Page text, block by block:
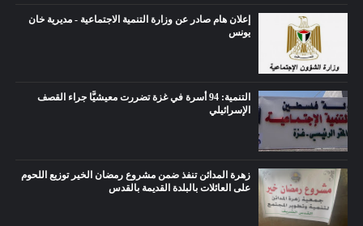
إعلان هام صادر عن وزارة التنمية الاجتماعية - مديرية خان
يونس
التنمية: 94 أسرة في غزة تضررت معيشيًّا جراء القصف
الإسرائيلي
زهرة المدائن تنفذ ضمن مشروع رمضان الخير توزيع اللحوم
على العائلات بالبلدة القديمة بالقدس